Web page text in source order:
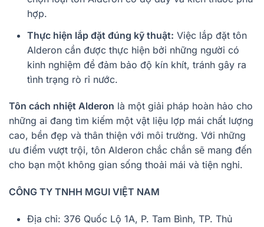
hợp.
Thực hiện lắp đặt đúng kỹ thuật: Việc lắp đặt tôn
Alderon cần được thực hiện bởi những người có
kinh nghiệm để đảm bảo độ kín khít, tránh gây ra
tình trạng rò rỉ nước.
Tôn cách nhiệt Alderon là một giải pháp hoàn hảo cho
những ai đang tìm kiếm một vật liệu lợp mái chất lượng
cao, bền đẹp và thân thiện với môi trường. Với những
ưu điểm vượt trội, tôn Alderon chắc chắn sẽ mang đến
cho bạn một không gian sống thoải mái và tiện nghi.
CÔNG TY TNHH MGUI VIỆT NAM
Địa chỉ: 376 Quốc Lộ 1A, P. Tam Bình, TP. Thủ